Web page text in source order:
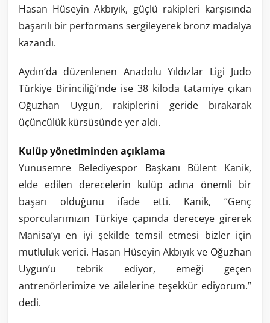
Hasan Hüseyin Akbıyık, güçlü rakipleri karşısında
başarılı bir performans sergileyerek bronz madalya
kazandı.
Aydın’da düzenlenen Anadolu Yıldızlar Ligi Judo
Türkiye Birinciliği’nde ise 38 kiloda tatamiye çıkan
Oğuzhan Uygun, rakiplerini geride bırakarak
üçüncülük kürsüsünde yer aldı.
Kulüp yönetiminden açıklama
Yunusemre Belediyespor Başkanı Bülent Kanik,
elde edilen derecelerin kulüp adına önemli bir
başarı olduğunu ifade etti. Kanik, “Genç
sporcularımızın Türkiye çapında dereceye girerek
Manisa’yı en iyi şekilde temsil etmesi bizler için
mutluluk verici. Hasan Hüseyin Akbıyık ve Oğuzhan
Uygun’u tebrik ediyor, emeği geçen
antrenörlerimize ve ailelerine teşekkür ediyorum.”
dedi.